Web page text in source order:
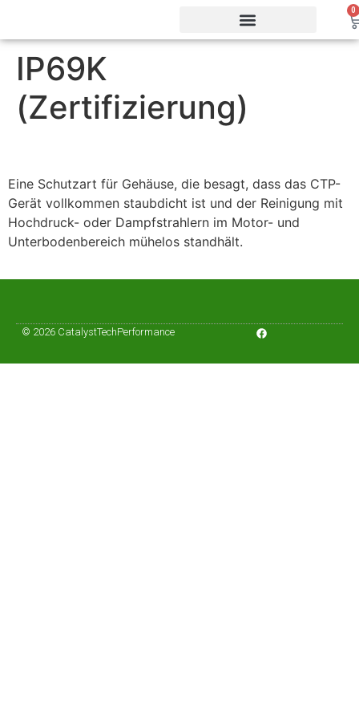
0
IP69K
(Zertifizierung)
Eine Schutzart für Gehäuse, die besagt, dass das CTP-
Gerät vollkommen staubdicht ist und der Reinigung mit
Hochdruck- oder Dampfstrahlern im Motor- und
Unterbodenbereich mühelos standhält.
© 2026 CatalystTechPerformance